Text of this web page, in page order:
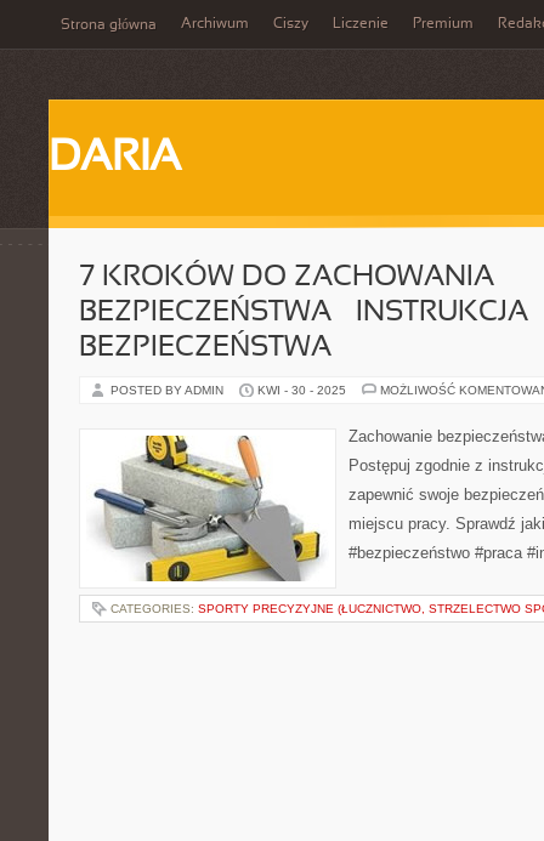
Strona główna Archiwum Ciszy Liczenie Premium
DARIA
7 KROKÓW DO ZACHOWANIA
BEZPIECZEŃSTWA – INSTRUKCJA
BEZPIECZEŃSTWA
POSTED BY ADMIN KWI - 30 - 2025 MOŻLIWOŚĆ
Zachowanie
Postępuj zgodnie z
zapewnić swoje
miejscu pracy. Sprawdź
#bezpieczeństwo #praca
CATEGORIES: SPORTY PRECYZYJNE (ŁUCZNICTWO, STRZELECTWO